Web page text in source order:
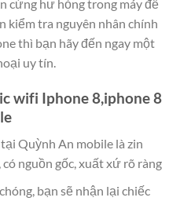
cứng hư hỏng trong máy để
kiểm tra nguyên nhân chính
thì bạn hãy đến ngay một
uy tín.
wifi Iphone 8,iphone 8
Quỳnh An mobile là zin
nguồn gốc, xuất xứ rõ ràng
bạn sẽ nhận lại chiếc